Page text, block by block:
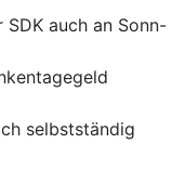
auch an Sonn-
selbstständig